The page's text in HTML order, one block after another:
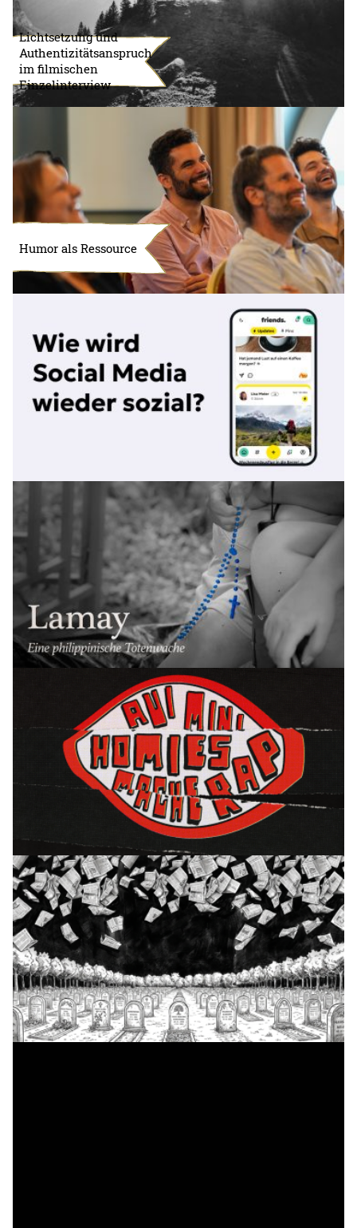
Lichtsetzung und
Authentizitätsanspruch
im filmischen
Einzelinterview
Humor als Ressource